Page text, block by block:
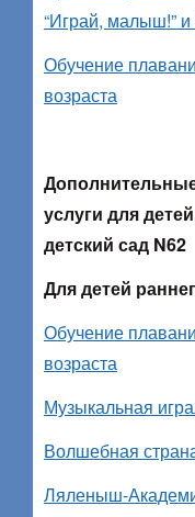
“Играй, малыш!”
Обучение
возраста
услуги для
детский сад N62
Для детей
Обучение
возраста
Музыкальная
Волшебная
Ляленыш-